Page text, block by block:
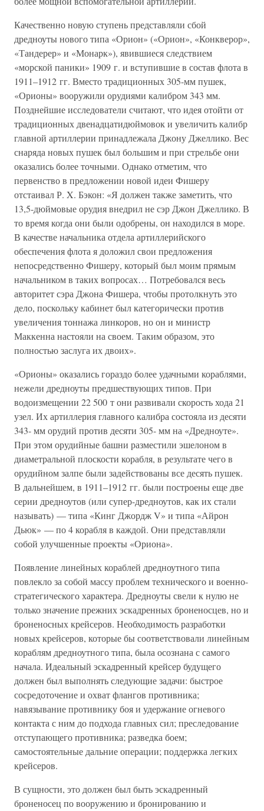
Качественно новую ступень представляли сбой
дредноуты нового типа «Орион» («Орион», «Конкверор»,
«Тандерер» и «Монарк»), явившиеся следствием
«морской паники» 1909 г. и вступившие в состав флота в
1911–1912 гг. Вместо традиционных 305-мм пушек,
«Орионы» вооружили орудиями калибром 343 мм.
Позднейшие исследователи считают, что идея отойти от
традиционных двенадцатидюймовок и увеличить калибр
главной артиллерии принадлежала Джону Джеллико. Вес
снаряда новых пушек был большим и при стрельбе они
оказались более точными. Однако отметим, что
первенство в предложении новой идеи Фишеру
отстаивал Р. X. Бэкон: «Я должен также заметить, что
13,5-дюймовые орудия внедрил не сэр Джон Джеллико. В
то время когда они были одобрены, он находился в море.
В качестве начальника отдела артиллерийского
обеспечения флота я доложил свои предложения
непосредственно Фишеру, который был моим прямым
начальником в таких вопросах… Потребовался весь
авторитет сэра Джона Фишера, чтобы протолкнуть это
дело, поскольку кабинет был категорически против
увеличения тоннажа линкоров, но он и министр
Маккенна настояли на своем. Таким образом, это
полностью заслуга их двоих».
«Орионы» оказались гораздо более удачными кораблями,
нежели дредноуты предшествующих типов. При
водоизмещении 22 500 т они развивали скорость хода 21
узел. Их артиллерия главного калибра состояла из десяти
343- мм орудий против десяти 305- мм на «Дредноуте».
При этом орудийные башни разместили эшелоном в
диаметральной плоскости корабля, в результате чего в
орудийном залпе были задействованы все десять пушек.
В дальнейшем, в 1911–1912 гг. были построены еще две
серии дредноутов (или супер-дредноутов, как их стали
называть) — типа «Кинг Джордж V» и типа «Айрон
Дьюк» — по 4 корабля в каждой. Они представляли
собой улучшенные проекты «Ориона».
Появление линейных кораблей дредноутного типа
повлекло за собой массу проблем технического и военно-
стратегического характера. Дредноуты свели к нулю не
только значение прежних эскадренных броненосцев, но и
броненосных крейсеров. Необходимость разработки
новых крейсеров, которые бы соответствовали линейным
кораблям дредноутного типа, была осознана с самого
начала. Идеальный эскадренный крейсер будущего
должен был выполнять следующие задачи: быстрое
сосредоточение и охват флангов противника;
навязывание противнику боя и удержание огневого
контакта с ним до подхода главных сил; преследование
отступающего противника; разведка боем;
самостоятельные дальние операции; поддержка легких
крейсеров.
В сущности, это должен был быть эскадренный
броненосец по вооружению и бронированию и